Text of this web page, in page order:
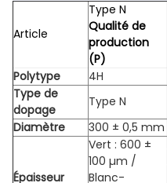
Article
Type N
Qualité de
production
(P)
Polytype
4H
Type de
dopage
Type N
Diamètre
300 ± 0,5 mm
Épaisseur
Vert : 600 ±
100 µm /
Blanc-